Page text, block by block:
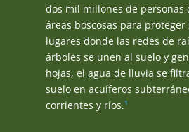
dos mil millones de personas
áreas boscosas para proteger
lugares donde las redes de
árboles se unen al suelo y
hojas, el agua de lluvia se
suelo en acuíferos
corrientes y ríos.¹